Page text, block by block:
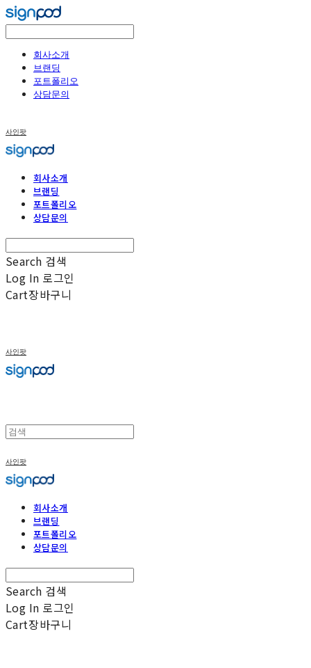
회사소개
브랜딩
포트폴리오
상담문의
사인팟
회사소개
브랜딩
포트폴리오
상담문의
Search 검색
Log In 로그인
Cart장바구니
사인팟
사인팟
회사소개
브랜딩
포트폴리오
상담문의
Search 검색
Log In 로그인
Cart장바구니